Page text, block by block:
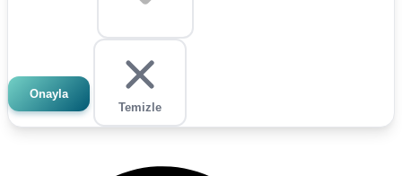
Onayla
Temizle